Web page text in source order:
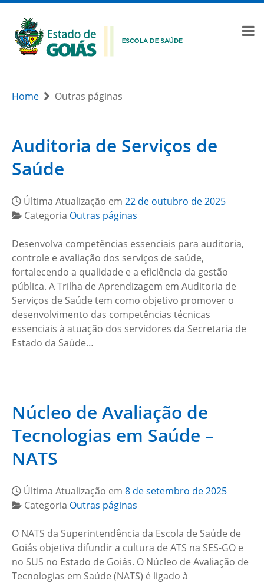
Home Outras páginas
Auditoria de Serviços de
Saúde
Última Atualização em 22 de outubro de 2025
Categoria Outras páginas
Desenvolva competências essenciais para auditoria,
controle e avaliação dos serviços de saúde,
fortalecendo a qualidade e a eficiência da gestão
pública. A Trilha de Aprendizagem em Auditoria de
Serviços de Saúde tem como objetivo promover o
desenvolvimento das competências técnicas
essenciais à atuação dos servidores da Secretaria de
Estado da Saúde…
Núcleo de Avaliação de
Tecnologias em Saúde –
NATS
Última Atualização em 8 de setembro de 2025
Categoria Outras páginas
O NATS da Superintendência da Escola de Saúde de
Goiás objetiva difundir a cultura de ATS na SES-GO e
no SUS no Estado de Goiás. O Núcleo de Avaliação de
Tecnologias em Saúde (NATS) é ligado à